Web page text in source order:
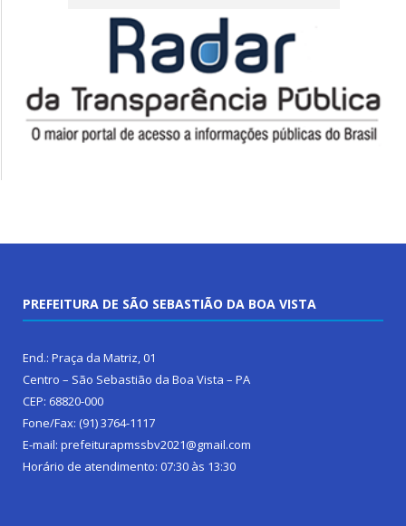
PREFEITURA DE SÃO SEBASTIÃO DA BOA VISTA
End.: Praça da Matriz, 01
Centro – São Sebastião da Boa Vista – PA
CEP: 68820-000
Fone/Fax: (91) 3764-1117
E-mail: prefeiturapmssbv2021@gmail.com
Horário de atendimento: 07:30 às 13:30